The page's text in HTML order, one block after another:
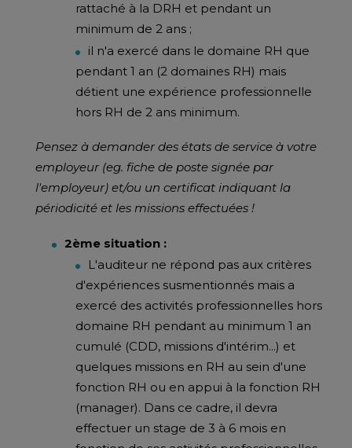
rattaché à la DRH et pendant un
minimum de 2 ans ;
il n'a exercé dans le domaine RH que
pendant 1 an (2 domaines RH) mais
détient une expérience professionnelle
hors RH de 2 ans minimum.
Pensez à demander des états de service à votre
employeur (eg. fiche de poste signée par
l'employeur) et/ou un certificat indiquant la
périodicité et les missions effectuées !
2ème situation :
L'auditeur ne répond pas aux critères
d'expériences susmentionnés mais a
exercé des activités professionnelles hors
domaine RH pendant au minimum 1 an
cumulé (CDD, missions d'intérim...) et
quelques missions en RH au sein d'une
fonction RH ou en appui à la fonction RH
(manager). Dans ce cadre, il devra
effectuer un stage de 3 à 6 mois en